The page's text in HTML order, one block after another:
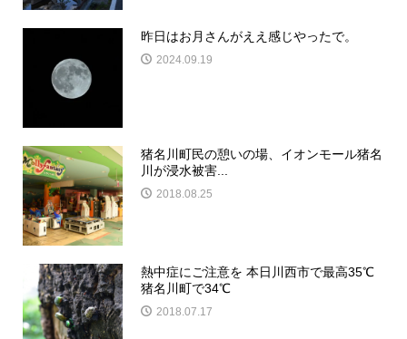
昨日はお月さんがええ感じやったで。
2024.09.19
猪名川町民の憩いの場、イオンモール猪名
川が浸水被害...
2018.08.25
熱中症にご注意を 本日川西市で最高35℃
猪名川町で34℃
2018.07.17